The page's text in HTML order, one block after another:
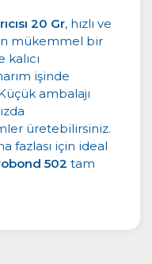
20 Gr, hızlı ve
mükemmel bir
işinde
ambalajı
üretebilirsiniz.
fazlası için ideal
502 tam